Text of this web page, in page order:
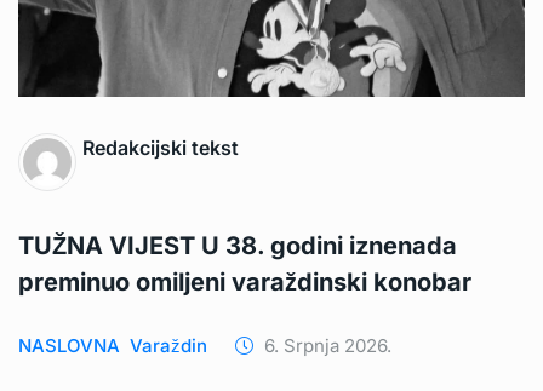
Redakcijski tekst
TUŽNA VIJEST U 38. godini iznenada
preminuo omiljeni varaždinski konobar
NASLOVNA Varaždin 6. Srpnja 2026.